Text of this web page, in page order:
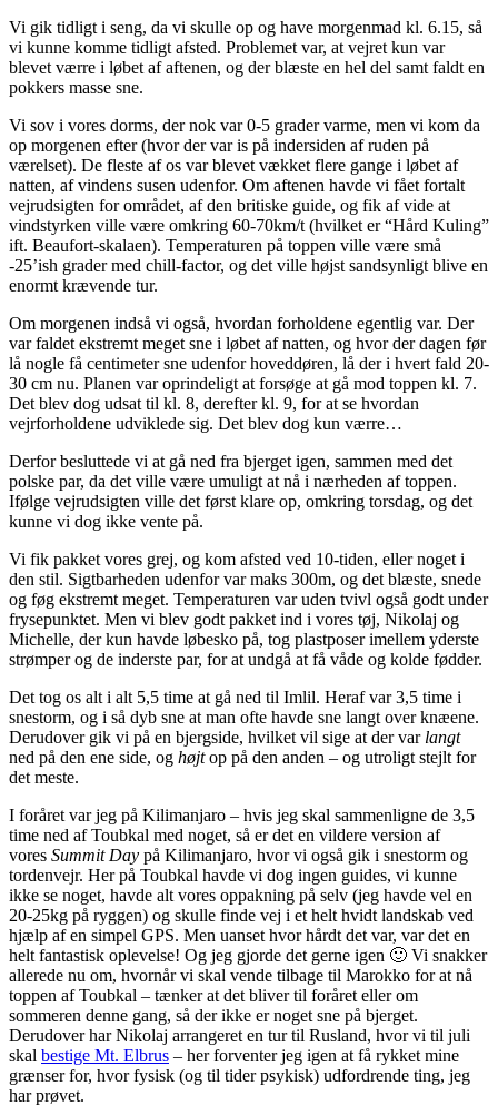
Vi gik tidligt i seng, da vi skulle op og have morgenmad kl. 6.15, så
vi kunne komme tidligt afsted. Problemet var, at vejret kun var
blevet værre i løbet af aftenen, og der blæste en hel del samt faldt en
pokkers masse sne.
Vi sov i vores dorms, der nok var 0-5 grader varme, men vi kom da
op morgenen efter (hvor der var is på indersiden af ruden på
værelset). De fleste af os var blevet vækket flere gange i løbet af
natten, af vindens susen udenfor. Om aftenen havde vi fået fortalt
vejrudsigten for området, af den britiske guide, og fik af vide at
vindstyrken ville være omkring 60-70km/t (hvilket er “Hård Kuling”
ift. Beaufort-skalaen). Temperaturen på toppen ville være små
-25’ish grader med chill-factor, og det ville højst sandsynligt blive en
enormt krævende tur.
Om morgenen indså vi også, hvordan forholdene egentlig var. Der
var faldet ekstremt meget sne i løbet af natten, og hvor der dagen før
lå nogle få centimeter sne udenfor hoveddøren, lå der i hvert fald 20-
30 cm nu. Planen var oprindeligt at forsøge at gå mod toppen kl. 7.
Det blev dog udsat til kl. 8, derefter kl. 9, for at se hvordan
vejrforholdene udviklede sig. Det blev dog kun værre…
Derfor besluttede vi at gå ned fra bjerget igen, sammen med det
polske par, da det ville være umuligt at nå i nærheden af toppen.
Ifølge vejrudsigten ville det først klare op, omkring torsdag, og det
kunne vi dog ikke vente på.
Vi fik pakket vores grej, og kom afsted ved 10-tiden, eller noget i
den stil. Sigtbarheden udenfor var maks 300m, og det blæste, snede
og føg ekstremt meget. Temperaturen var uden tvivl også godt under
frysepunktet. Men vi blev godt pakket ind i vores tøj, Nikolaj og
Michelle, der kun havde løbesko på, tog plastposer imellem yderste
strømper og de inderste par, for at undgå at få våde og kolde fødder.
Det tog os alt i alt 5,5 time at gå ned til Imlil. Heraf var 3,5 time i
snestorm, og i så dyb sne at man ofte havde sne langt over knæene.
Derudover gik vi på en bjergside, hvilket vil sige at der var langt
ned på den ene side, og højtop på den anden – og utroligt stejlt for
det meste.
I foråret var jeg på Kilimanjaro – hvis jeg skal sammenligne de 3,5
time ned af Toubkal med noget, så er det en vildere version af
vores Summit Day på Kilimanjaro, hvor vi også gik i snestorm og
tordenvejr. Her på Toubkal havde vi dog ingen guides, vi kunne
ikke se noget, havde alt vores oppakning på selv (jeg havde vel en
20-25kg på ryggen) og skulle finde vej i et helt hvidt landskab ved
hjælp af en simpel GPS. Men uanset hvor hårdt det var, var det en
helt fantastisk oplevelse! Og jeg gjorde det gerne igen 🙂 Vi snakker
allerede nu om, hvornår vi skal vende tilbage til Marokko for at nå
toppen af Toubkal – tænker at det bliver til foråret eller om
sommeren denne gang, så der ikke er noget sne på bjerget.
Derudover har Nikolaj arrangeret en tur til Rusland, hvor vi til juli
skal bestige Mt. Elbrus – her forventer jeg igen at få rykket mine
grænser for, hvor fysisk (og til tider psykisk) udfordrende ting, jeg
har prøvet.